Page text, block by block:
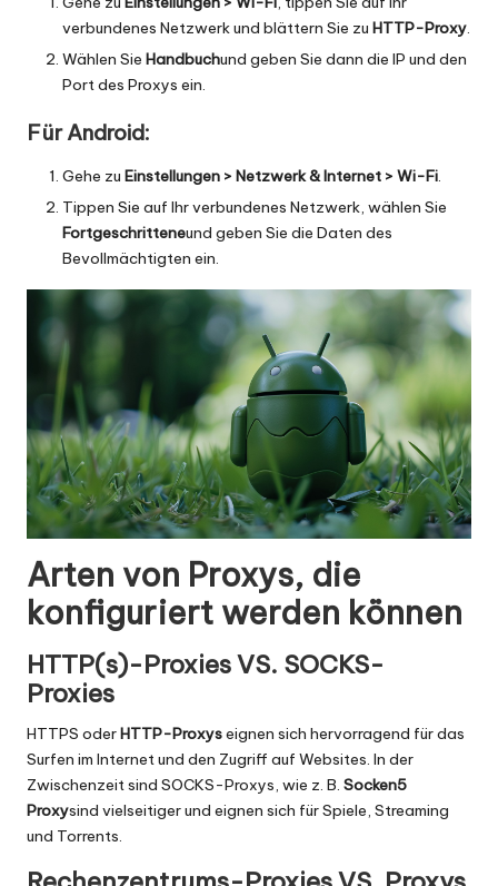
verbundenes Netzwerk und blättern Sie zu HTTP-Proxy.
Wählen Sie Handbuchund geben Sie dann die IP und den
Port des Proxys ein.
Für Android:
Gehe zu Einstellungen > Netzwerk & Internet > Wi-Fi.
Tippen Sie auf Ihr verbundenes Netzwerk, wählen Sie
Fortgeschritteneund geben Sie die Daten des
Bevollmächtigten ein.
Arten von Proxys, die
konfiguriert werden können
HTTP(s)-Proxies VS. SOCKS-
Proxies
HTTPS oderHTTP-Proxyseignen sich hervorragend für das
Surfen im Internet und den Zugriff auf Websites. In der
Zwischenzeit sind SOCKS-Proxys, wie z. B. Socken5
Proxysind vielseitiger und eignen sich für Spiele, Streaming
und Torrents.